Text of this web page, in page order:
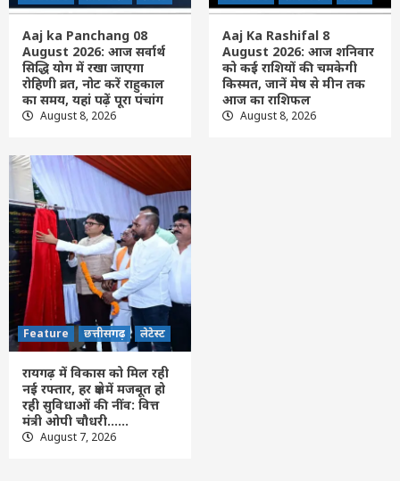
5
Feature छत्तीसगढ़ लेटेस्ट
रायगढ़ में विकास को मिल रही नई रफ्तार, हर क्षेत्र में
मजबूत हो रही सुविधाओं की नींव: वित्त मंत्री ओपी
चौधरी……
Aaj ka Panchang 08
August 2026: आज सर्वार्थ
सिद्धि योग में रखा जाएगा
रोहिणी व्रत, नोट करें राहुकाल
का समय, यहां पढ़ें पूरा पंचांग
August 8, 2026
Aaj Ka Rashifal 8
August 2026: आज शनिवार
को कई राशियों की चमकेगी
किस्मत, जानें मेष से मीन तक
आज का राशिफल
August 8, 2026
Feature छत्तीसगढ़ लेटेस्ट
रायगढ़ में विकास को मिल रही
नई रफ्तार, हर क्षेत्र में मजबूत हो
रही सुविधाओं की नींव: वित्त
मंत्री ओपी चौधरी……
August 7, 2026